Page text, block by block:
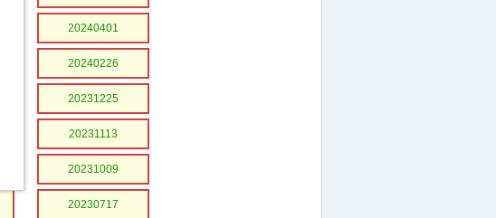
20240401
20240226
20231225
20231113
20231009
20230717